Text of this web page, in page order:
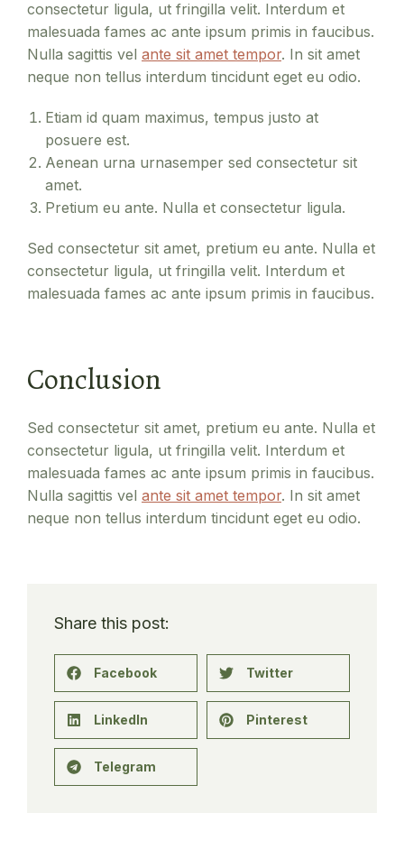
consectetur ligula, ut fringilla velit. Interdum et
malesuada fames ac ante ipsum primis in faucibus.
Nulla sagittis vel ante sit amet tempor. In sit amet
neque non tellus interdum tincidunt eget eu odio.
Etiam id quam maximus, tempus justo at
posuere est.
Aenean urna urnasemper sed consectetur sit
amet.
Pretium eu ante. Nulla et consectetur ligula.
Sed consectetur sit amet, pretium eu ante. Nulla et
consectetur ligula, ut fringilla velit. Interdum et
malesuada fames ac ante ipsum primis in faucibus.
Conclusion
Sed consectetur sit amet, pretium eu ante. Nulla et
consectetur ligula, ut fringilla velit. Interdum et
malesuada fames ac ante ipsum primis in faucibus.
Nulla sagittis vel ante sit amet tempor. In sit amet
neque non tellus interdum tincidunt eget eu odio.
Share this post:
Facebook Twitter
LinkedIn Pinterest
Telegram